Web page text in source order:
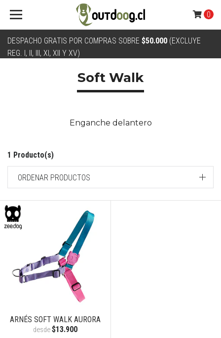
DESPACHO GRATIS POR COMPRAS SOBRE $50.000 (EXCLUYE
REG. I, II, III, XI, XII Y XV)
0
Soft Walk
Enganche delantero
1 Producto(s)
ORDENAR PRODUCTOS
ARNÉS SOFT WALK AURORA
desde$13.900